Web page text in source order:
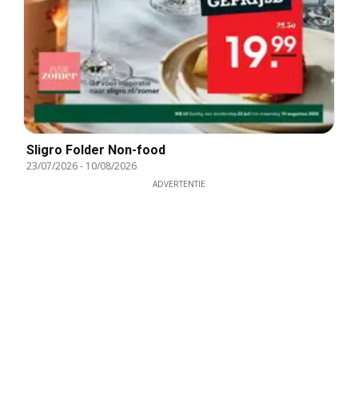
Sligro Folder Non-food
23/07/2026- 10/08/2026
ADVERTENTIE